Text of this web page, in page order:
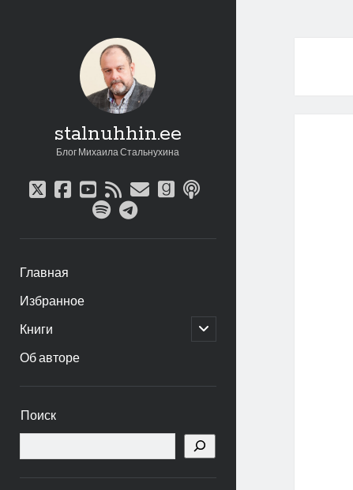
stalnuhhin.ee
Блог Михаила Стальнухина
twitter
facebook
youtube
rssemailgoodreads
podcast
spotifytelegram
Главная
Избранное
Книги
открыть
дочернее
Об авторе
панель
Поиск